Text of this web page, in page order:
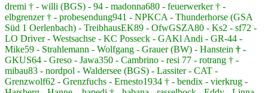
dremi † - willi (BGS) - 94 - madonna680 - feuerwerker † -
elbgrenzer † - probesendung941 - NPKCA - Thunderhorse (GSA
Süd 1 Oerlenbach) - TreibhausEK89 - OfwGSZA80 - Ks2 - sf72 -
LO Driver - Westsachse - KC Posseck - GAKl Andi - GR-44 -
Mike59 - Strahlemann - Wolfgang - Grauer (BW) - Hanstein † -
GKUS64 - Greso - Jawa350 - Cambrino - resi 77 - rotrang † -
mibau83 - nordpol - Waldersee (BGS) - Lassiter - CAT -
Grenzwolf62 - Grenzfuchs - Ernesto1934 † - bendix - vierkrug -